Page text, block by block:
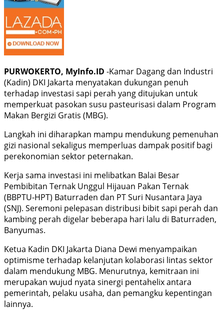
PURWOKERTO, MyInfo.ID -Kamar Dagang dan Industri
(Kadin) DKI Jakarta menyatakan dukungan penuh
terhadap investasi sapi perah yang ditujukan untuk
memperkuat pasokan susu pasteurisasi dalam Program
Makan Bergizi Gratis (MBG).
Langkah ini diharapkan mampu mendukung pemenuhan
gizi nasional sekaligus memperluas dampak positif bagi
perekonomian sektor peternakan.
Kerja sama investasi ini melibatkan Balai Besar
Pembibitan Ternak Unggul Hijauan Pakan Ternak
(BBPTU-HPT) Baturraden dan PT Suri Nusantara Jaya
(SNJ). Seremoni pelepasan distribusi bibit sapi perah dan
kambing perah digelar beberapa hari lalu di Baturraden,
Banyumas.
Ketua Kadin DKI Jakarta Diana Dewi menyampaikan
optimisme terhadap kelanjutan kolaborasi lintas sektor
dalam mendukung MBG. Menurutnya, kemitraan ini
merupakan wujud nyata sinergi pentahelix antara
pemerintah, pelaku usaha, dan pemangku kepentingan
lainnya.